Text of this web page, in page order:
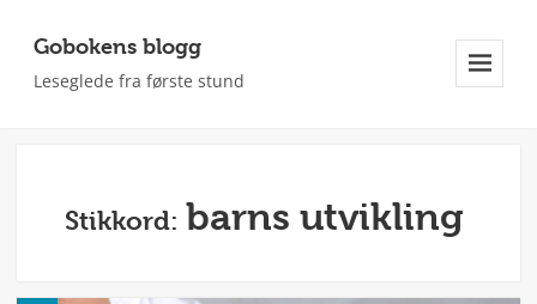
Gobokens blogg
Leseglede fra første stund
Stikkord: barns utvikling